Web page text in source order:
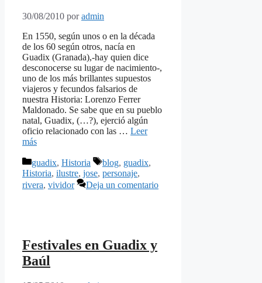
30/08/2010 poradmin
En 1550, según unos o en la década
de los 60 según otros, nacía en
Guadix (Granada),-hay quien dice
desconocerse su lugar de nacimiento-,
uno de los más brillantes supuestos
viajeros y fecundos falsarios de
nuestra Historia: Lorenzo Ferrer
Maldonado. Se sabe que en su pueblo
natal, Guadix, (…?), ejerció algún
oficio relacionado con las … Leer
más
Categorías
guadix, Historia Etiquetas
blog, guadix,
Historia, ilustre, jose, personaje,
rivera, vividor Deja un comentario
Festivales en Guadix y
Baúl